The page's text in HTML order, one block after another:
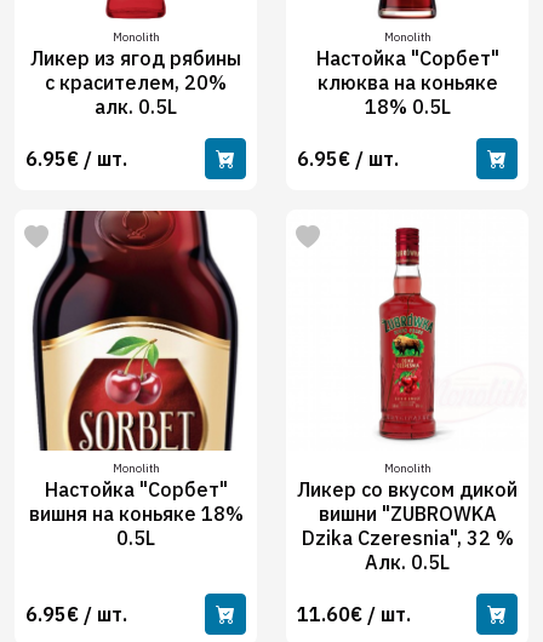
Monolith
Ликер из ягод рябины
с красителем, 20%
алк. 0.5L
6.95€ / шт.
Monolith
Настойка "Сорбет"
клюква на коньяке
18% 0.5L
6.95€ / шт.
Monolith
Настойка "Сорбет"
вишня на коньяке 18%
0.5L
6.95€ / шт.
Monolith
Ликер со вкусом дикой
вишни "ZUBROWKA
Dzika Czeresnia", 32 %
Алк. 0.5L
11.60€ / шт.